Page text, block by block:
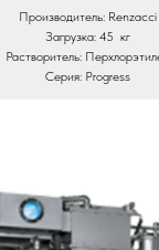
Производитель: Renzacci
Загрузка: 45 кг
Растворитель:
Серия: Progress